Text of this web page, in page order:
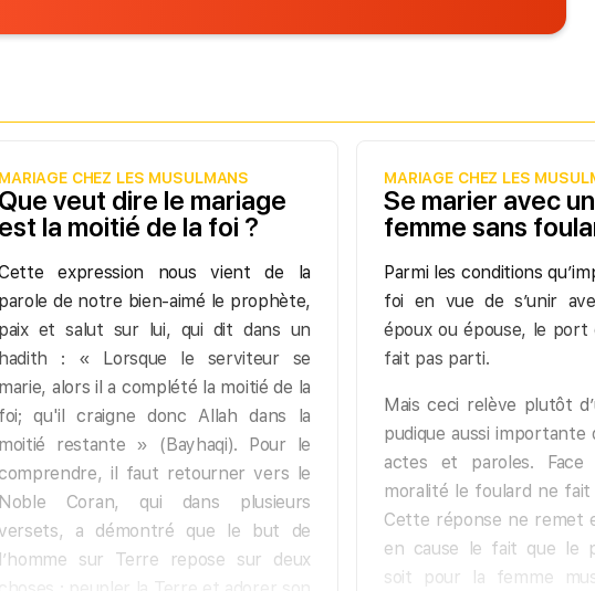
MARIAGE CHEZ LES MUSULMANS
Que veut dire le mariage
est la moitié de la foi ?
expression nous vient de la
parole de notre bien-aimé le prophète,
paix et salut sur lui, qui dit dans un
hadith : « Lorsque le serviteur se
marie, alors il a complété la moitié de la
foi; qu'il craigne donc Allah dans la
moitié restante » (Bayhaqi). Pour le
il faut retourner vers le
Noble Coran, qui dans plusieurs
versets, a démontré que le but de
l’homme sur Terre repose sur deux
MARIAGE CHEZ LES
Se marier avec
femme sans
Parmi les conditions
foi en vue de s’unir
époux ou épouse, le port
fait pas parti.
Mais ceci relève plutôt
pudique aussi importante
actes et paroles.
moralité le foulard ne fait
Cette réponse ne remet
en cause le fait que le
soit pour la femme